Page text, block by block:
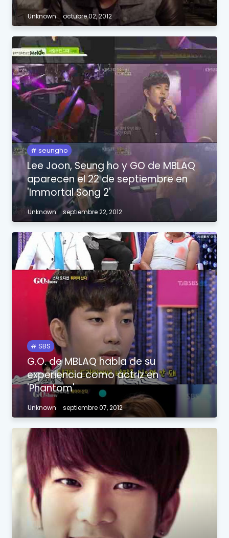
Unknown octubre 02, 2012
seungho
Lee Joon, Seung ho y GO de MBLAQ
aparecen el 22 de septiembre en
'Immortal Song 2'
Unknown septiembre 22, 2012
SBS
G.O. de MBLAQ habla de su
experiencia como actriz en
'Phantom'
Unknown septiembre 07, 2012